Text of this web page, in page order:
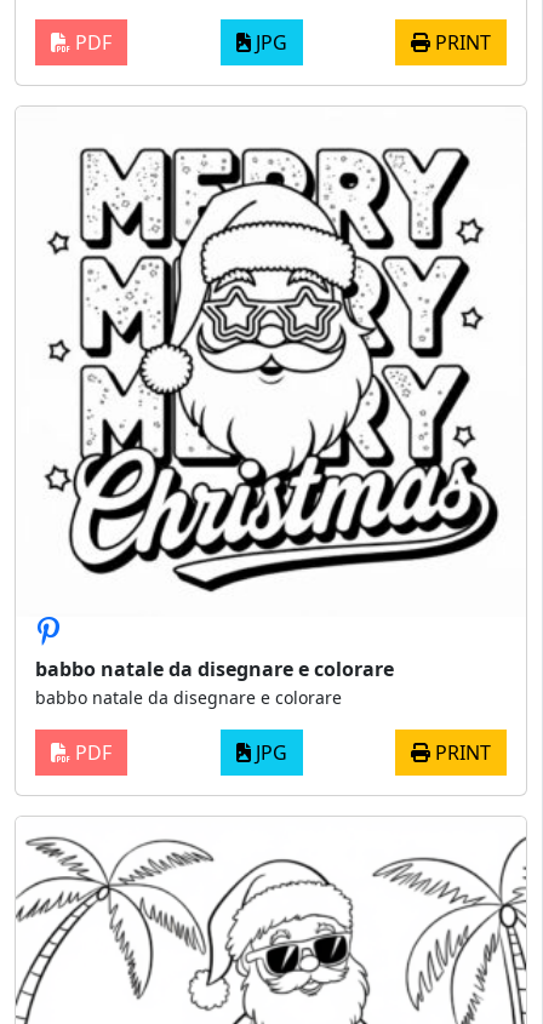
PDF JPG PRINT
babbo natale da disegnare e colorare
babbo natale da disegnare e colorare
PDF JPG PRINT